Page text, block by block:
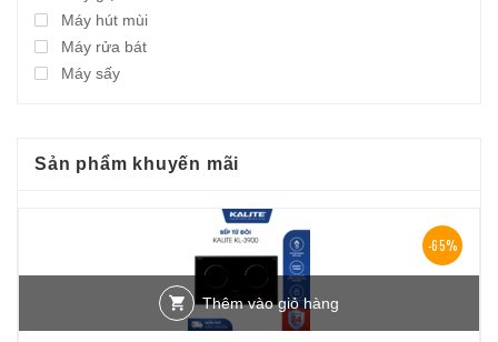
Máy hút mùi
Máy rửa bát
Máy sấy
Sản phẩm khuyến mãi
-65%
Thêm vào giỏ hàng